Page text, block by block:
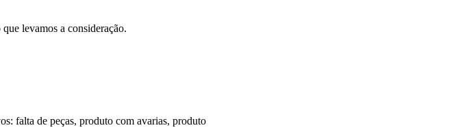
levamos a consideração.
falta de peças, produto com avarias, produto